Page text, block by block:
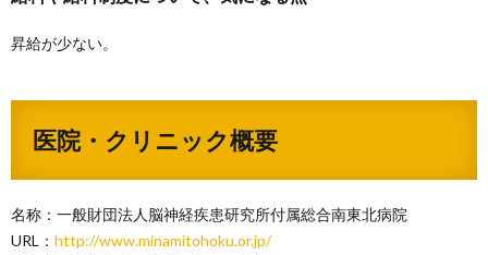
昇給が少ない。
医院・クリニック概要
名称：一般財団法人脳神経疾患研究所付属総合南東北病院
URL： http://www.minamitohoku.or.jp/